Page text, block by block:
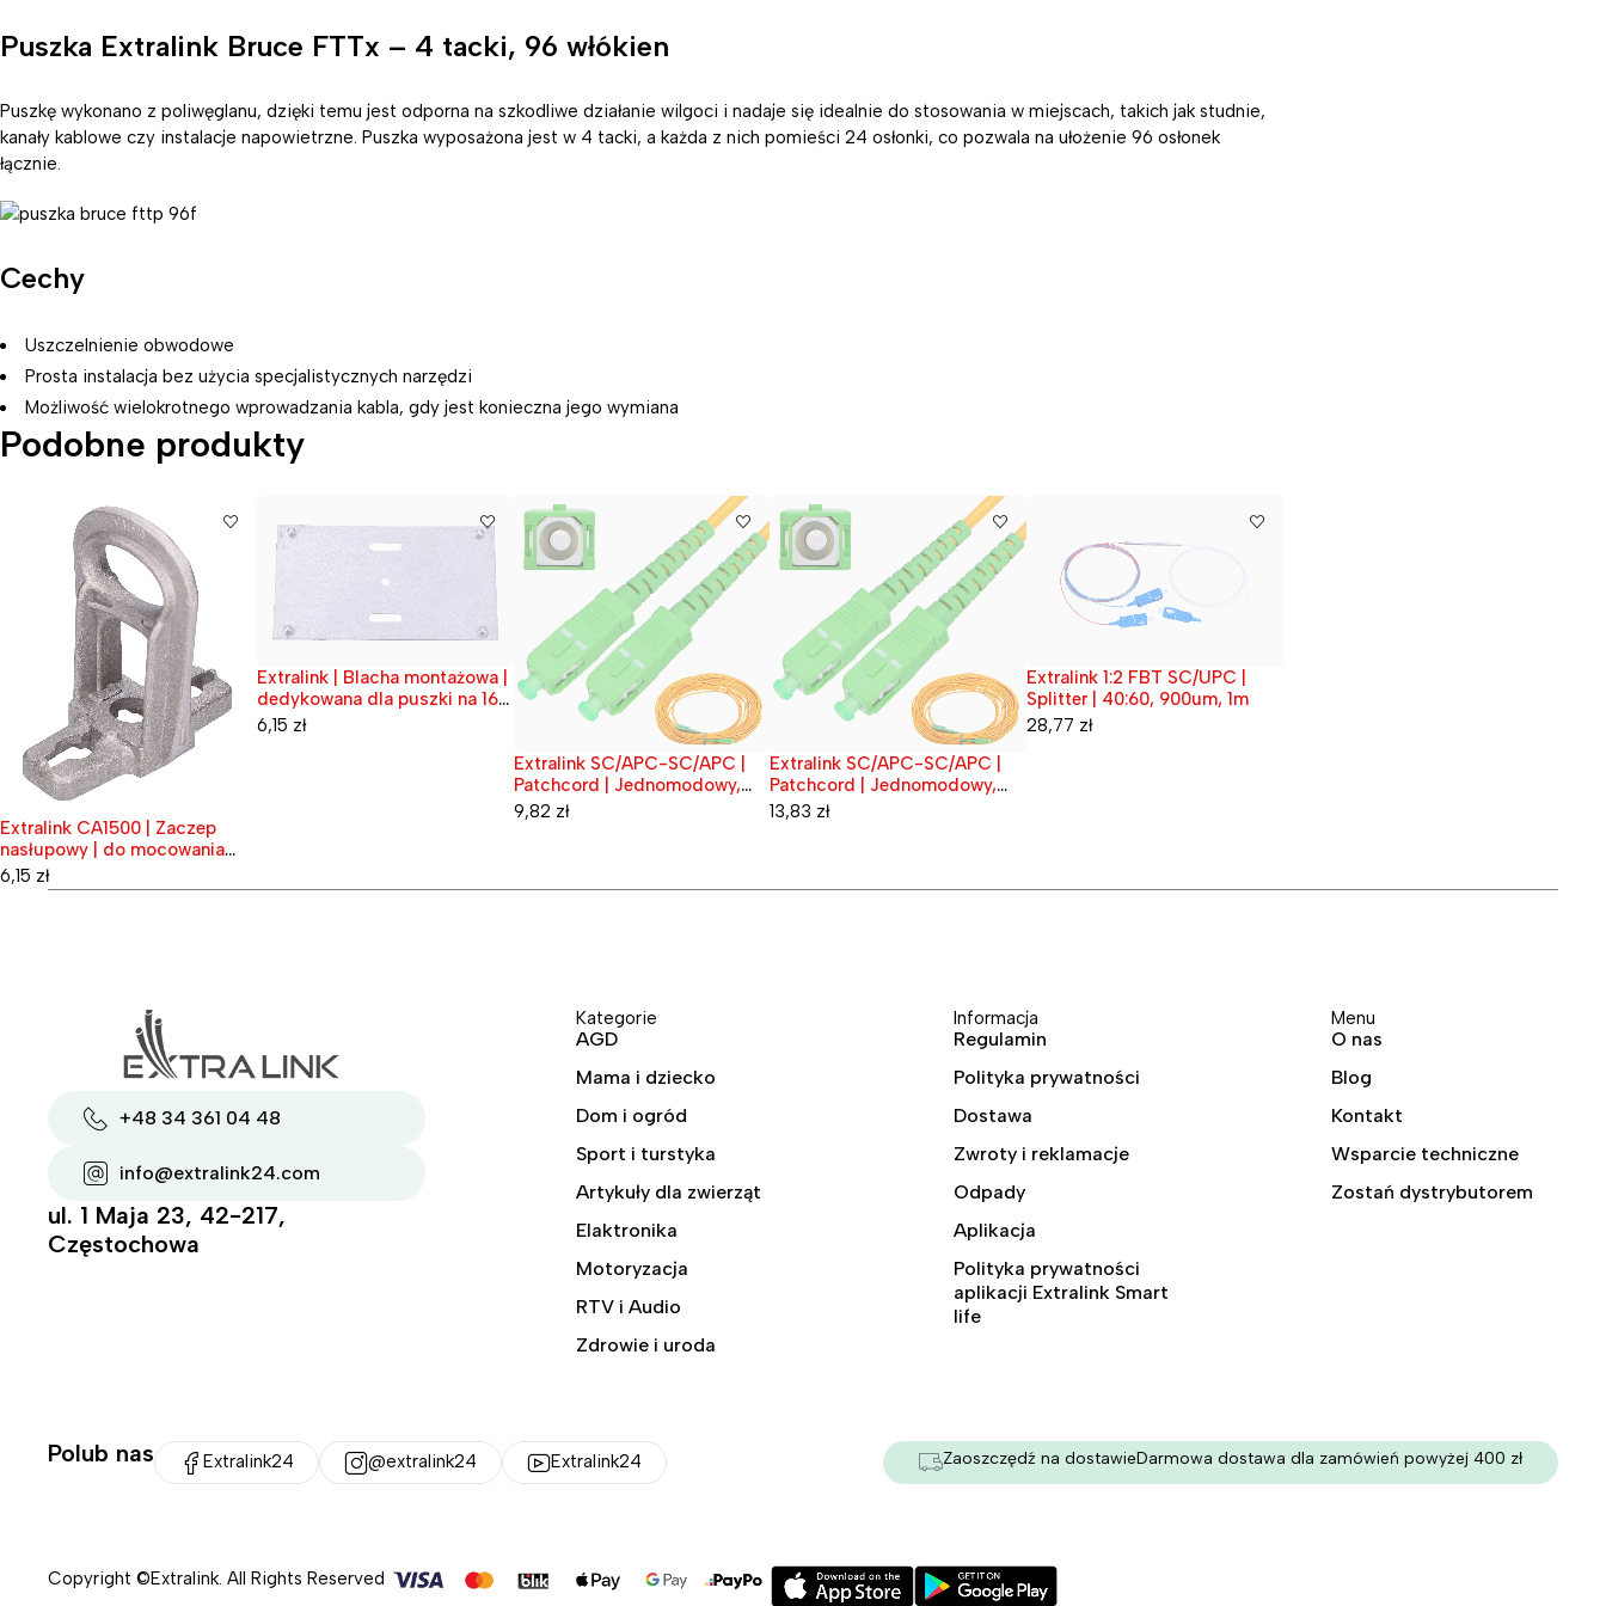
Puszka Extralink Bruce FTTx – 4 tacki, 96 włókien
Puszkę wykonano z poliwęglanu, dzięki temu jest odporna na szkodliwe działanie wilgoci i nadaje się idealnie do stosowania w miejscach, takich jak studnie,
kanały kablowe czy instalacje napowietrzne. Puszka wyposażona jest w 4 tacki, a każda z nich pomieści 24 osłonki, co pozwala na ułożenie 96 osłonek
łącznie.
Cechy
Uszczelnienie obwodowe
Prosta instalacja bez użycia specjalistycznych narzędzi
Możliwość wielokrotnego wprowadzania kabla, gdy jest konieczna jego wymiana
Podobne produkty
Extralink CA1500 | Zaczep
nasłupowy | do mocowania
uchwytów odciągowych
6,15 zł
Wyprzedane
Extralink | Blacha montażowa |
dedykowana dla puszki na 16
spawów
6,15 zł
Wyprzedane
Extralink SC/APC-SC/APC |
Patchcord | Jednomodowy,
Simplex, 3mm, 10m
9,82 zł
Wyprzedane
Extralink SC/APC-SC/APC |
Patchcord | Jednomodowy,
Simplex, 3mm, 20m
13,83 zł
Wyprzedane
Extralink 1:2 FBT SC/UPC |
Splitter | 40:60, 900um, 1m
28,77 zł
+48 34 361 04 48
info@extralink24.com
ul. 1 Maja 23, 42-217,
Częstochowa
Kategorie
AGD
Mama i dziecko
Dom i ogród
Sport i turstyka
Artykuły dla zwierząt
Elaktronika
Motoryzacja
RTV i Audio
Zdrowie i uroda
Informacja
Regulamin
Polityka prywatności
Dostawa
Zwroty i reklamacje
Odpady
Aplikacja
Polityka prywatności
aplikacji Extralink Smart
life
Menu
O nas
Blog
Kontakt
Wsparcie techniczne
Zostań dystrybutorem
Polub nas Extralink24 @extralink24 Extralink24 Zaoszczędź na dostawieDarmowa dostawa dla zamówień powyżej 400 zł
Copyright ©Extralink. All Rights Reserved